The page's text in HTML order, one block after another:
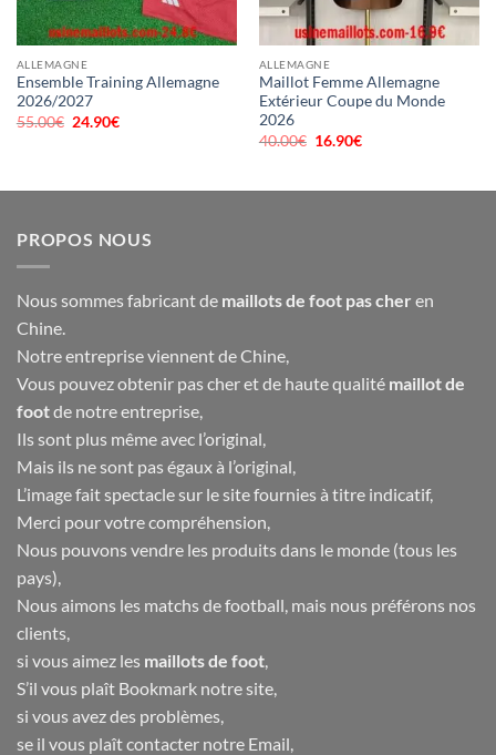
ALLEMAGNE
Ensemble Training Allemagne
2026/2027
55.00€ Le
24.90€Le
ALLEMAGNE
Maillot Femme Allemagne
Extérieur Coupe du Monde
2026
40.00€ Le
16.90€Le
PROPOS NOUS
Nous sommes fabricant de maillots de foot pas cher en
Chine.
Notre entreprise viennent de Chine,
Vous pouvez obtenir pas cher et de haute qualité maillot de
footde notre entreprise,
Ils sont plus même avec l’original,
Mais ils ne sont pas égaux à l’original,
L’image fait spectacle sur le site fournies à titre indicatif,
Merci pour votre compréhension,
Nous pouvons vendre les produits dans le monde (tous les
pays),
Nous aimons les matchs de football, mais nous préférons nos
clients,
si vous aimez les maillots de foot,
S’il vous plaît Bookmark notre site,
si vous avez des problèmes,
se il vous plaît contacter notre Email,